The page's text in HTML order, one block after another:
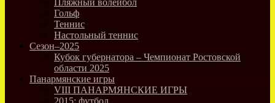
Гольф
Теннис
Настольный теннис
Сезон–2025
Кубок губернатора – Чемпионат Ростовской
области 2025
Панармянские игры
VIII ПАНАРМЯНСКИЕ ИГРЫ
2015: футбол